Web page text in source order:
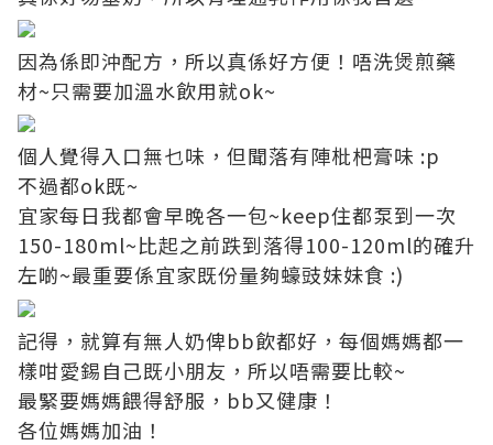
因為係即沖配方，所以真係好方便！唔洗煲煎藥
材~只需要加溫水飲用就ok~
個人覺得入口無乜味，但聞落有陣枇杷膏味 :p
不過都ok既~
宜家每日我都會早晚各一包~keep住都泵到一次
150-180ml~比起之前跌到落得100-120ml的確升
左啲~最重要係宜家既份量夠蠔豉妹妹食 :)
記得，就算有無人奶俾bb飲都好，每個媽媽都一
樣咁愛錫自己既小朋友，所以唔需要比較~
最緊要媽媽餵得舒服，bb又健康！
各位媽媽加油！